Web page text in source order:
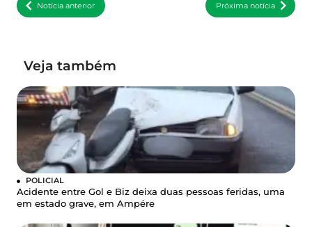
Notícia anterior Próxima notícia
Veja também
POLICIAL
Acidente entre Gol e Biz deixa duas pessoas feridas, uma
em estado grave, em Ampére